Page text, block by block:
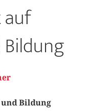
und Bildung